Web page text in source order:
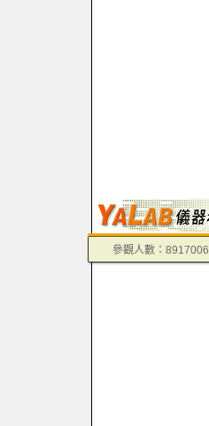
參觀人數：8917006